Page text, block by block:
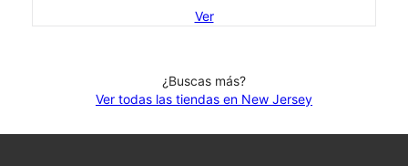
Ver
¿Buscas más?
Ver todas las tiendas en New Jersey